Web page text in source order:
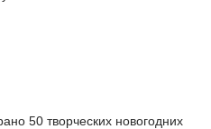
50 творческих новогодних